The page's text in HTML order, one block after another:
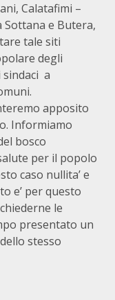
Calatafimi –
Sottana e Butera,
tale siti
degli
a
apposito
Informiamo
bosco
per il popolo
caso nullita’ e
e’ per questo
le
presentato un
stesso